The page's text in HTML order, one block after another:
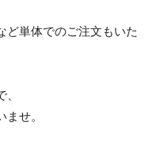
ど単体でのご注文もいた
せ。